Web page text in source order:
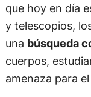
que hoy en día
y telescopios,
una búsqueda
cuerpos,
amenaza para